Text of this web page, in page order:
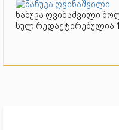
ნანუკა ღვინაშვილი
სულ რედაქტირებულია 1